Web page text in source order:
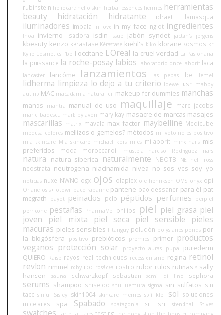
rubinstein heliocare hello skin herbal essences hermes herramientas
beauty
hidratación hidratante idraet illamasqua
iluminadores impala in love in my face inglot ingredientes
Inoa invierno Isadora isdin issue jabón syndet jactan's jergens
kbeauty kenzo kerastase Kérastase kiehl's kiko klorane kosmos kr
Kylie Cosmetics l'bel l'occitane L'Oreal la cruel verdad La Pasionaria
la puissance la roche-posay labios laboratorio once laborit laca
lancaster lancôme lanzamientos las pepas lbel lemel
lidherma limpieza lo dejo a tu criterio loewe lush mabby
autino MAC macadamia natural oil makeup for dummies manchas
manos mantra manual de uso maquillaje marc jacobs
mario badescu mark by avon mary kay masacre de marcas masajes
mascarillas matrix mavala max factor maybelline Medicube
medusa colores mellizos o gemelos? métodos mi voto no es positivo
mia skincare Mía skincare michael kors mies milaborit minx nails mis
preferidos
moda moroccanoil mustela narciso Rodriguez nars
natura natura siberica naturalmente NBOTB NE nell ross
neostrata neutrogena niacinamida nivea no sos vos soy yo
noticias nuxe NWNO ogx ojos olaplex ole henriksen OMS onyx opi
Orlane osis+ otowil paco rabanne pantene pao dessaner para él pat
mcgrath
payot peinados pelo péptidos perfumes
perpiel
perricone pestañas PharmaMel philips piel piel grasa piel
joven
piel mixta piel seca piel sensible
pieles
maduras pieles sensibles Pitanguy polución polysianes ponds por
la blogósfera
positivo prebióticos premios primer productos
veganos protección solar proyecto auras pupa
purederm
QUIERO Raise rayos real techniques recessionismo regina retinol
revlon rimmel roby roc rosácea rostro rubor rulos rutinas s sally
hansen
sauna schwarzkopf sebastian semi di lino sephora
serums shampoo shiseido shu uemura sigma sin sulfatos sin
tacc sinful Sisley skin1004 skincare memes sofí klei sol soluciones
micelares
spa Spabado spatagonia sri sri stendhal StIves
swatches testing